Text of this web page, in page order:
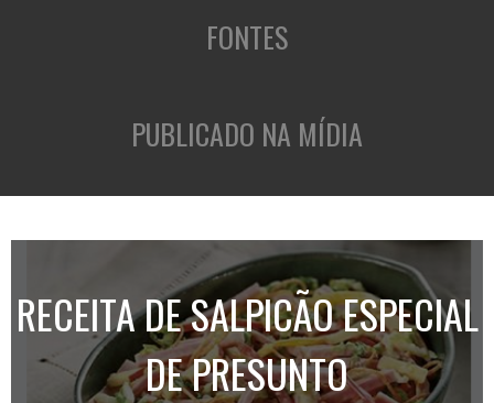
FONTES
PUBLICADO NA MÍDIA
RECEITA DE SALPICÃO ESPECIAL
DE PRESUNTO